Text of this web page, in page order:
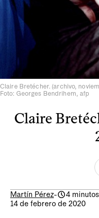
Claire Bretécher. (archivo,
Foto: Georges Bendrihem, afp
Claire
Martín Pérez-
4
14 de febrero de 2020